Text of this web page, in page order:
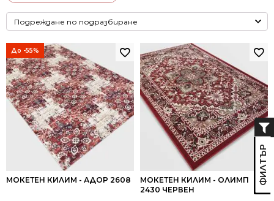
До -55%
МОКЕТЕН КИЛИМ - АДОР 2608
МОКЕТЕН КИЛИМ - ОЛИМП
2430 ЧЕРВЕН